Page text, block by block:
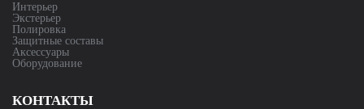
Интерьер
Экстерьер
Полировка
Защитные составы
Аксессуары
Оборудование
КОНТАКТЫ